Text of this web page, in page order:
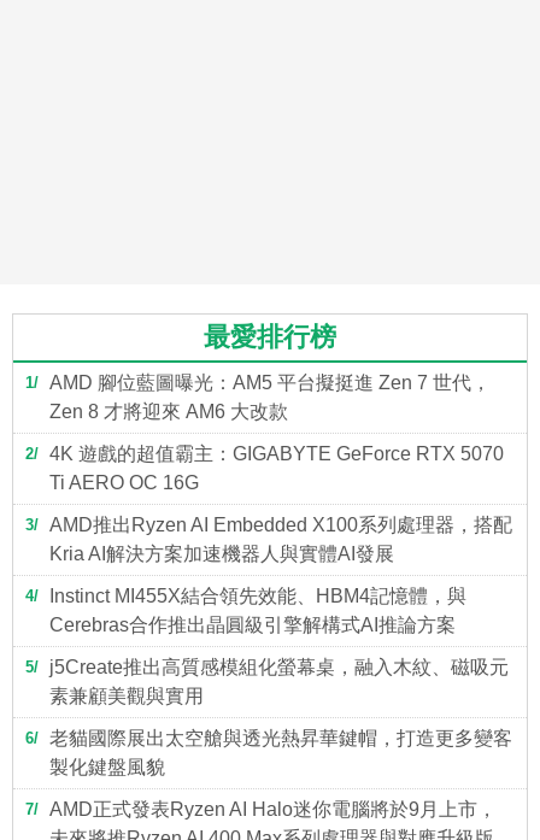
最愛排行榜
1
AMD 腳位藍圖曝光：AM5 平台擬挺進 Zen 7 世代，
Zen 8 才將迎來 AM6 大改款
2
4K 遊戲的超值霸主：GIGABYTE GeForce RTX 5070
Ti AERO OC 16G
3
AMD推出Ryzen AI Embedded X100系列處理器，搭配
Kria AI解決方案加速機器人與實體AI發展
4
Instinct MI455X結合領先效能、HBM4記憶體，與
Cerebras合作推出晶圓級引擎解構式AI推論方案
5
j5Create推出高質感模組化螢幕桌，融入木紋、磁吸元
素兼顧美觀與實用
6
老貓國際展出太空艙與透光熱昇華鍵帽，打造更多變客
製化鍵盤風貌
7
AMD正式發表Ryzen AI Halo迷你電腦將於9月上市，